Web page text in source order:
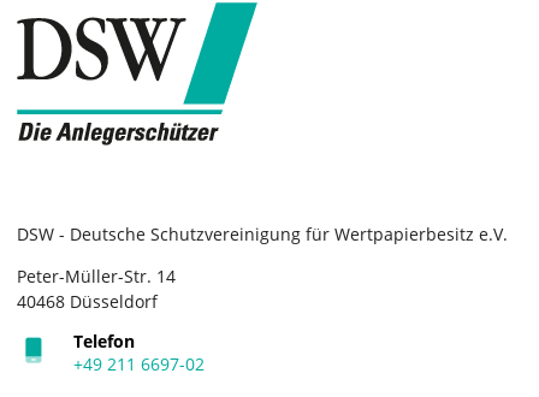
DSW - Deutsche Schutzvereinigung für Wertpapierbesitz e.V.
Peter-Müller-Str. 14
40468 Düsseldorf
Telefon
+49 211 6697-02